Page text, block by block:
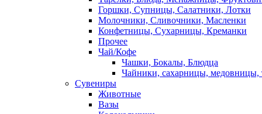
Горшки, Супницы, Салатники, Лотки
Молочники, Сливочники, Масленки
Конфетницы, Сухарницы, Креманки
Прочее
Чай/Кофе
Чашки, Бокалы, Блюдца
Чайники, сахарницы, медовницы,
Сувениры
Животные
Вазы